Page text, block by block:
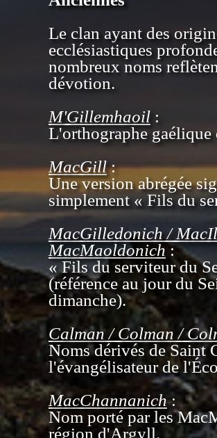
Le clan ayant des
ecclésiastiques
nombreux noms
dévotion.
M'Gillemhaoil :
L'orthographe
MacGill:
Une version abrégée
simplement « Fils du
MacGilledonich /
MacMaoldonich :
« Fils du serviteur du
(référence au jour du
dimanche).
Calman / Colman /
Noms dérivés de Saint
l'évangélisateur de
MacChannanich:
Nom porté par les
région d'Argyll.